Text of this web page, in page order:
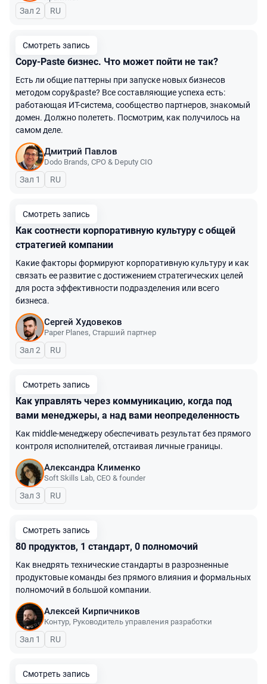
Зал 2 На русском языке
RU
Смотреть запись
Copy-Paste бизнес. Что может пойти не так?
Есть ли общие паттерны при запуске новых бизнесов
методом copy&paste? Все составляющие успеха есть:
работающая ИТ-система, сообщество партнеров, знакомый
домен. Должно полететь. Посмотрим, как получилось на
самом деле.
Дмитрий Павлов
Dodo Brands, CPO & Deputy CIO
Зал 1 На русском языке
RU
Смотреть запись
Как соотнести корпоративную культуру с общей
стратегией компании
Какие факторы формируют корпоративную культуру и как
связать ее развитие с достижением стратегических целей
для роста эффективности подразделения или всего
бизнеса.
Сергей Худовеков
Paper Planes, Старший партнер
Зал 2 На русском языке
RU
Смотреть запись
Как управлять через коммуникацию, когда под
вами менеджеры, а над вами неопределенность
Как middle-менеджеру обеспечивать результат без прямого
контроля исполнителей, отстаивая личные границы.
Александра Клименко
Soft Skills Lab, CEO & founder
Зал 3 На русском языке
RU
Смотреть запись
80 продуктов, 1 стандарт, 0 полномочий
Как внедрять технические стандарты в разрозненные
продуктовые команды без прямого влияния и формальных
полномочий в большой компании.
Алексей Кирпичников
Контур, Руководитель управления разработки
Зал 1 На русском языке
RU
Смотреть запись